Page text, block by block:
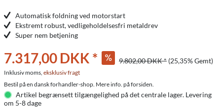
Automatisk foldning ved motorstart
Ekstremt robust, vedligeholdelsesfri metaldrev
Super nem betjening
7.317,00 DKK * 9.802,00 DKK * (25,35% Gemt)
Inklusiv moms, eksklusiv fragt
Bestil på en dansk forhandler-shop. Mere info. på forsiden.
Artikel begrænsett tilgængelighed på det centrale lager. Levering
om 5-8 dage